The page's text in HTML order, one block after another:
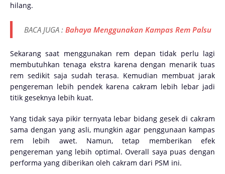
hilang.
BACA JUGA : Bahaya Menggunakan Kampas Rem Palsu
Sekarang saat menggunakan rem depan tidak perlu lagi
membutuhkan tenaga ekstra karena dengan menarik tuas
rem sedikit saja sudah terasa. Kemudian membuat jarak
pengereman lebih pendek karena cakram lebih lebar jadi
titik geseknya lebih kuat.
Yang tidak saya pikir ternyata lebar bidang gesek di cakram
sama dengan yang asli, mungkin agar penggunaan kampas
rem lebih awet. Namun, tetap memberikan efek
pengereman yang lebih optimal. Overall saya puas dengan
performa yang diberikan oleh cakram dari PSM ini.